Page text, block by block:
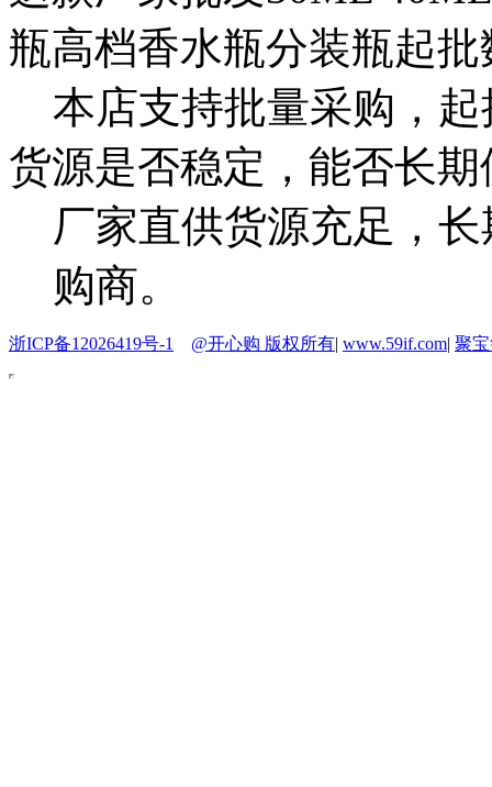
瓶高档香水瓶分装瓶起
本店支持批量采购，
货源是否稳定，能否长期
厂家直供货源充足，
购商。
浙ICP备12026419号-1 @开心购 版权所有| www.59if.com| 聚